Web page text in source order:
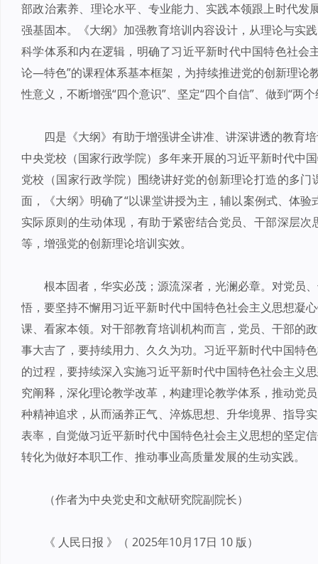
部政治素养、理论水平、专业能力、实践本领跟上时代发
强基固本。《大纲》加强教育培训内容设计，从理论与实
科学体系和内在逻辑，明确了习近平新时代中国特色社
论—特色”的课程体系基本框架，为持续推进党的创新理论
性意义，不断增强“四个意识”、坚定“四个自信”、做到“两
四是《大纲》有助于增强讲全讲准、讲深讲透的教育
中央党校（国家行政学院）多年来开展的习近平新时代中
党校（国家行政学院）围绕讲好党的创新理论打造的多
面，《大纲》明确了“以课堂讲授为主，辅以案例式、体
实际原则的生动体现，有助于紧密结合党员、干部深层
等，增强党的创新理论培训实效。
根本固者，华实必茂；源流深者，光澜必章。对党员
悟，要坚持不懈用习近平新时代中国特色社会主义思想凝
课、看家本领。对干部教育培训机构而言，党员、干部的
事大吉了，要持续用力、久久为功。习近平新时代中国特
的过程，要持续深入实施习近平新时代中国特色社会主义
究阐释，深化理论教学改革，构建理论教学体系，推动党
种精神追求，从而涵养正气、淬炼思想、升华境界、指导
表率，自觉做习近平新时代中国特色社会主义思想的坚定
转化为做好本职工作、推动事业高质量发展的生动实践。
（作者为中央党史和文献研究院副院长）
《 人民日报 》（ 2025年10月17日 10 版）